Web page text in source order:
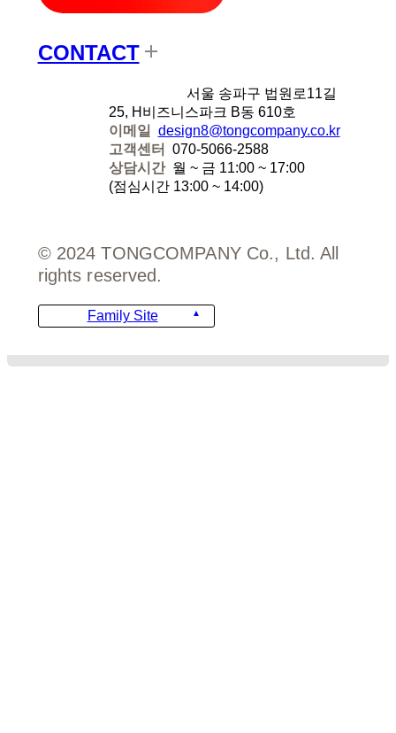
CONTACT
서울 송파구 법원로11길
25, H비즈니스파크 B동 610호
이메일
design8@tongcompany.co.kr
고객센터
070-5066-2588
상담시간 월 ~ 금 11:00 ~ 17:00
(점심시간 13:00 ~ 14:00)
© 2024 TONGCOMPANY Co., Ltd. All
rights reserved.
Family Site